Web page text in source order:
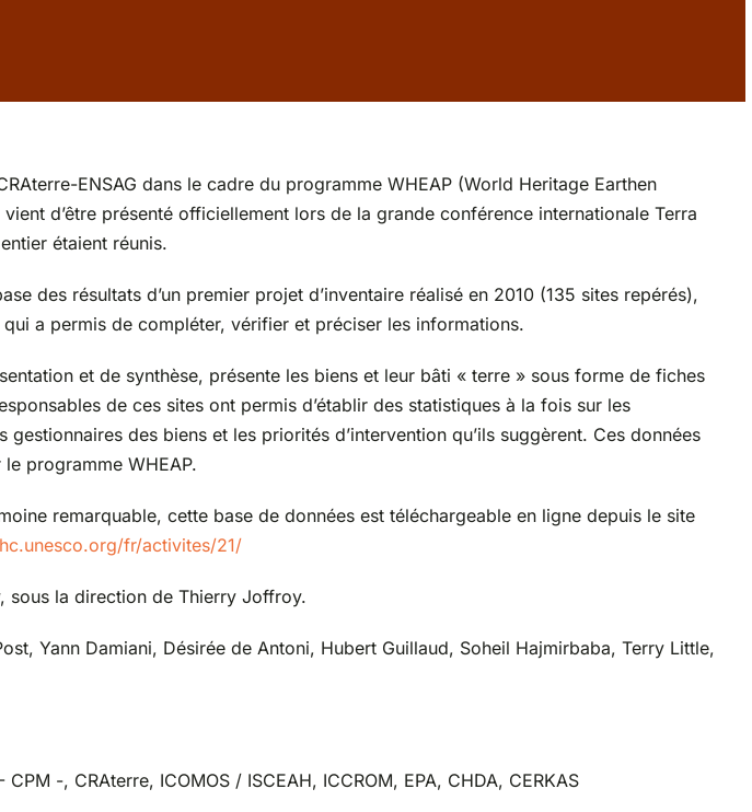
ENSAG dans le cadre du programme WHEAP (World Heritage Earthen
d’être présenté officiellement lors de la grande conférence internationale Terra
étaient réunis.
des résultats d’un premier projet d’inventaire réalisé en 2010 (135 sites repérés),
a permis de compléter, vérifier et préciser les informations.
et de synthèse, présente les biens et leur bâti « terre » sous forme de fiches
de ces sites ont permis d’établir des statistiques à la fois sur les
des biens et les priorités d’intervention qu’ils suggèrent. Ces données
programme WHEAP.
remarquable, cette base de données est téléchargeable en ligne depuis le site
fr/activites/21/
sous la direction de Thierry Joffroy.
Yann Damiani, Désirée de Antoni, Hubert Guillaud, Soheil Hajmirbaba, Terry Little,
-, CRAterre, ICOMOS / ISCEAH, ICCROM, EPA, CHDA, CERKAS